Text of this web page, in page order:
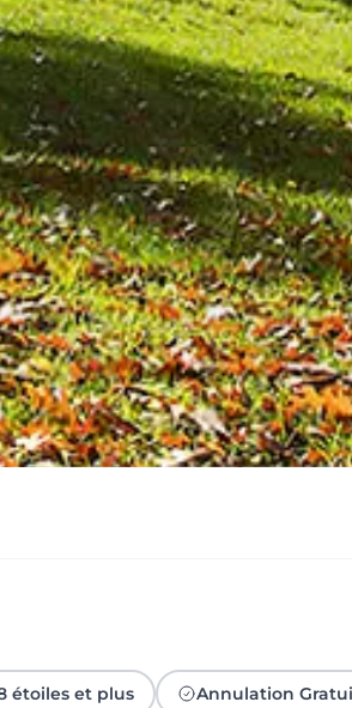
étoiles et plus Annulation